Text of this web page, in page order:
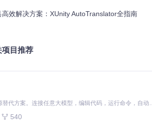
并执行最新的安装脚本。过程中可能会提示你输
所有配置生效。
造个性化的Steam Deck
Loader会在系统中添加一个新的菜单入口。按
高效解决方案：XUnity AutoTranslator全指南
项目推荐
Claude Code 的开源替代方案。连接任意大模型，编辑代码，运行命令，自动验证 — 全自
540